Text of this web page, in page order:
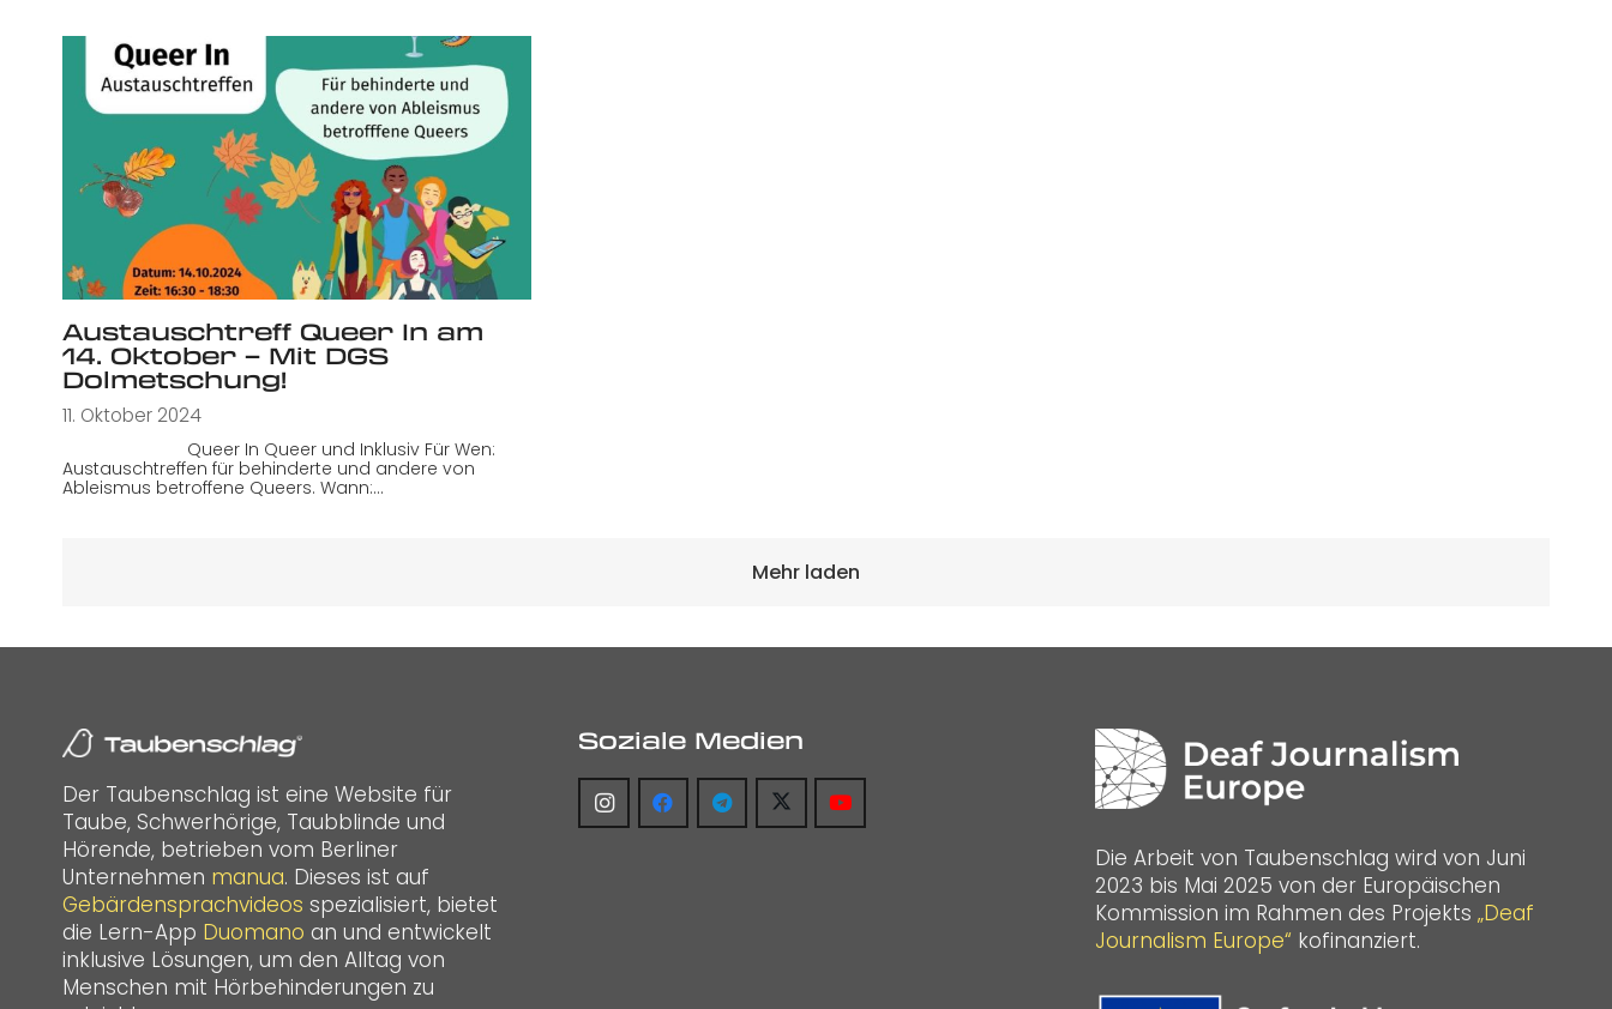
Austauschtreff Queer In am
14. Oktober – Mit DGS
Dolmetschung!
11. Oktober 2024
Queer In Queer und Inklusiv Für Wen:
Austauschtreffen für behinderte und andere von
Ableismus betroffene Queers. Wann:…
Mehr laden
Der Taubenschlag ist eine Website für
Taube, Schwerhörige, Taubblinde und
Hörende, betrieben vom Berliner
Unternehmen manua. Dieses ist auf
Gebärdensprachvideos spezialisiert, bietet
die Lern-App Duomano an und entwickelt
inklusive Lösungen, um den Alltag von
Menschen mit Hörbehinderungen zu
Soziale Medien
Die Arbeit von Taubenschlag wird von Juni
2023 bis Mai 2025 von der Europäischen
Kommission im Rahmen des Projekts „Deaf
Journalism Europe“ kofinanziert.